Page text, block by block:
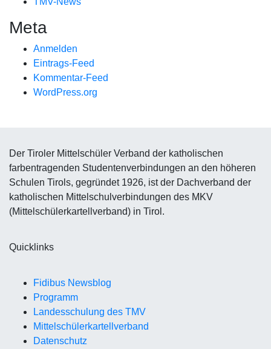
Meta
Anmelden
Eintrags-Feed
Kommentar-Feed
WordPress.org
Der Tiroler Mittelschüler Verband der katholischen
farbentragenden Studentenverbindungen an den höheren
Schulen Tirols, gegründet 1926, ist der Dachverband der
katholischen Mittelschulverbindungen des MKV
(Mittelschülerkartellverband) in Tirol.
Quicklinks
Fidibus Newsblog
Programm
Landesschulung des TMV
Mittelschülerkartellverband
Datenschutz